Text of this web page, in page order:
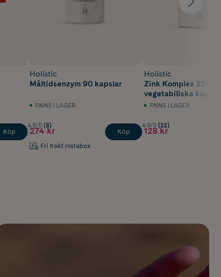
Köp
Holistic
Måltidsenzym 90 kapslar
FINNS I LAGER
4.8/5 (8)
274 kr
Fri frakt Instabox
Köp
Holistic
Zink Komplex 25mg
vegetabiliska
FINNS I LAGER
4.9/5 (22)
128 kr